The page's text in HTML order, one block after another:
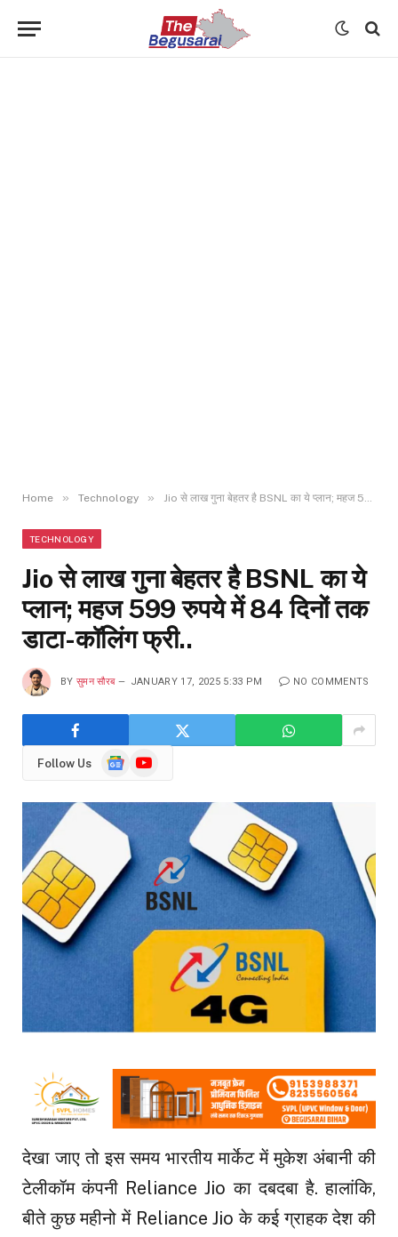
Home » Technology » Jio से लाख गुना बेहतर है BSNL का ये प्लान; महज 599 रुपये में 84 दिनों तक डाटा-कॉलिंग फ्री..
TECHNOLOGY
Jio से लाख गुना बेहतर है BSNL का ये
प्लान; महज 599 रुपये में 84 दिनों तक
डाटा-कॉलिंग फ्री..
BY सुमन सौरब JANUARY 17, 2025 5:33 PM NO COMMENTS
Follow Us
GoogleYouTube
देखा जाए तो इस समय भारतीय मार्केट में मुकेश अंबानी की
टेलीकॉम कंपनी Reliance Jio का दबदबा है. हालांकि,
बीते कुछ महीनो में Reliance Jio के कई ग्राहक देश की